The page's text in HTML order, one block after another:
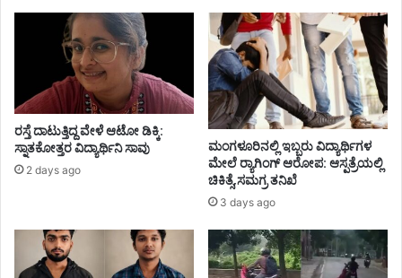
ರಸ್ತೆ ದಾಟುತ್ತಿದ್ದ ವೇಳೆ ಆಟೋ ಡಿಕ್ಕಿ:
ಸ್ನಾತಕೋತ್ತರ ವಿದ್ಯಾರ್ಥಿನಿ ಸಾವು
2 days ago
ಮಂಗಳೂರಿನಲ್ಲಿ ಇಬ್ಬರು ವಿದ್ಯಾರ್ಥಿಗಳ
ಮೇಲೆ ರ್‍ಯಾಗಿಂಗ್ ಆರೋಪ: ಆಸ್ಪತ್ರೆಯಲ್ಲಿ
ಚಿಕಿತ್ಸೆ,ಸಮಗ್ರ ತನಿಖೆ
3 days ago